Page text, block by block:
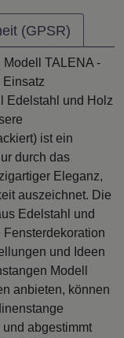
(GPSR)
TALENA -
Einsatz
Edelstahl und Holz
ist ein
durch das
Eleganz,
auszeichnet. Die
Edelstahl und
Fensterdekoration
und Ideen
Modell
anbieten, können
abgestimmt